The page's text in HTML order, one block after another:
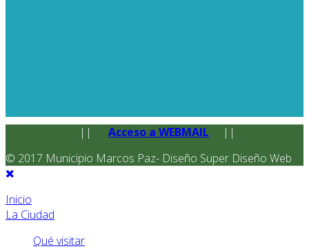
|| Acceso a WEBMAIL
||
© 2017 Municipio Marcos Paz- Diseño Super Diseño Web
Inicio
La Ciudad
Qué visitar